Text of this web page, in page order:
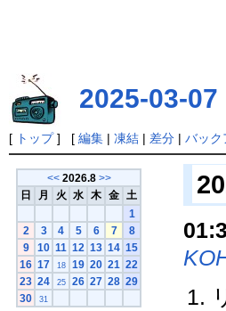
2025-03-07
[ トップ] [ 編集 | 凍結 | 差分 | バック
<< 2026.8 >>
日
月 火 水 木 金
土
1
2
3 4 5 6 7
8
9
10 11 12 13 14 15
16 17 18 19 20 21 22
23 24 25 26 27 28 29
30
31